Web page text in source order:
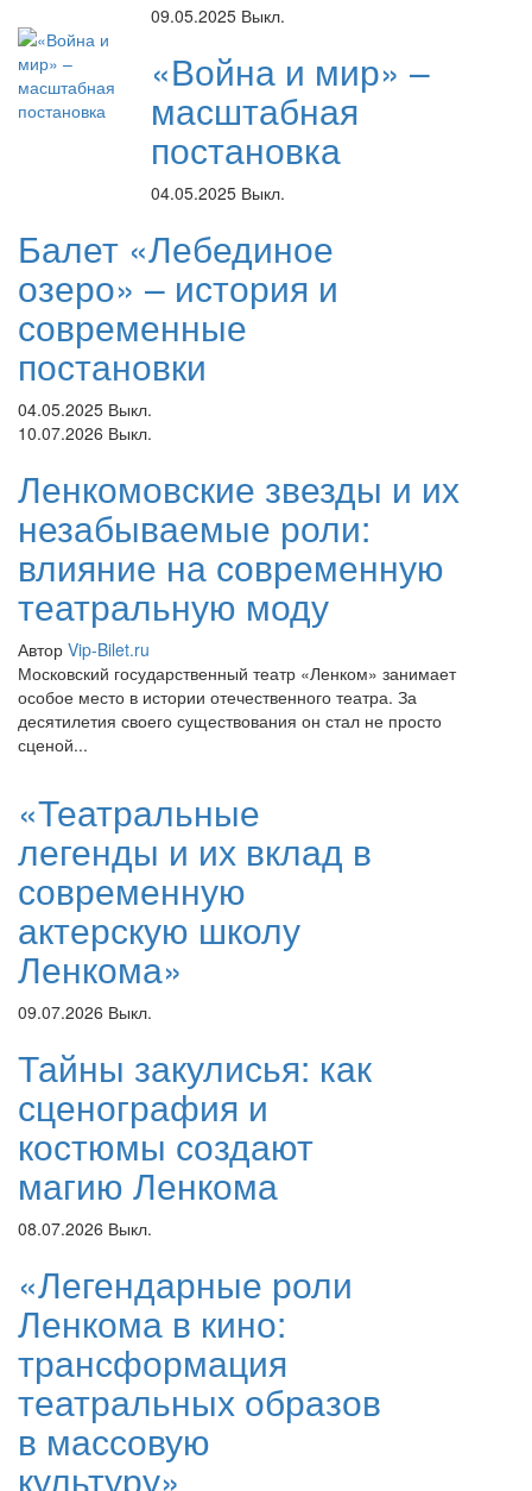
09.05.2025 Выкл.
«Война и мир» –
масштабная
постановка
04.05.2025 Выкл.
Балет «Лебединое
озеро» – история и
современные
постановки
04.05.2025 Выкл.
10.07.2026 Выкл.
Ленкомовские звезды и их
незабываемые роли:
влияние на современную
театральную моду
Автор Vip-Bilet.ru
Московский государственный театр «Ленком» занимает
особое место в истории отечественного театра. За
десятилетия своего существования он стал не просто
сценой...
«Театральные
легенды и их вклад в
современную
актерскую школу
Ленкома»
09.07.2026 Выкл.
Тайны закулисья: как
сценография и
костюмы создают
магию Ленкома
08.07.2026 Выкл.
«Легендарные роли
Ленкома в кино:
трансформация
театральных образов
в массовую
культуру»